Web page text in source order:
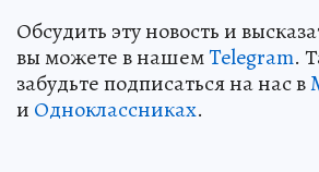
Обсудить эту новость и
вы можете в нашемTelegram.
забудьте подписаться на нас в
и Одноклассниках.